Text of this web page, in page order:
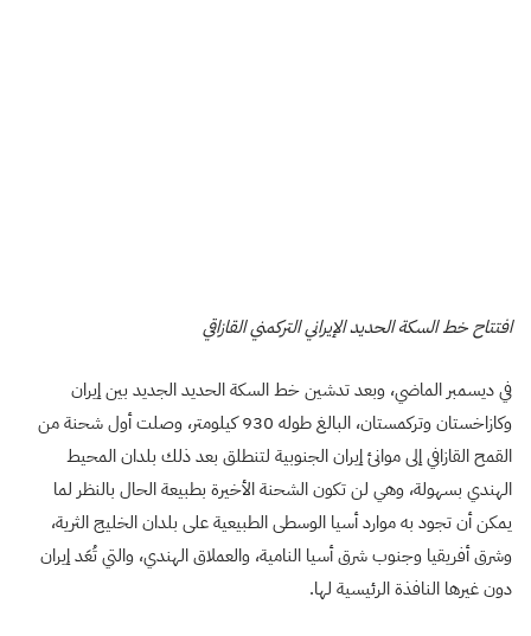
افتتاح خط السكة الحديد الإيراني التركمني القازاقي
في ديسمبر الماضي، وبعد تدشين خط السكة الحديد الجديد بين إيران
وكازاخستان وتركمستان، البالغ طوله 930 كيلومتر، وصلت أول شحنة من
القمح القازافي إلى موانئ إيران الجنوبية لتنطلق بعد ذلك بلدان المحيط
الهندي بسهولة، وهي لن تكون الشحنة الأخيرة بطبيعة الحال بالنظر لما
يمكن أن تجود به موارد أسيا الوسطى الطبيعية على بلدان الخليج الثرية،
وشرق أفريقيا وجنوب شرق أسيا النامية، والعملاق الهندي، والتي تُعَد إيران
دون غيرها النافذة الرئيسية لها.